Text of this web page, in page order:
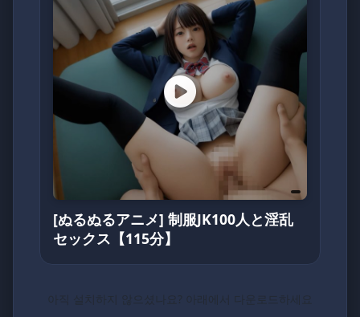
還是剛入坑的新手，動漫鴿都歡迎你一起來嗨！
(不定期更換密碼)
5205566
[ぬるぬるアニメ] 制服JK100人と淫乱
セックス【115分】
아직 설치하지 않으셨나요? 아래에서 다운로드하세요